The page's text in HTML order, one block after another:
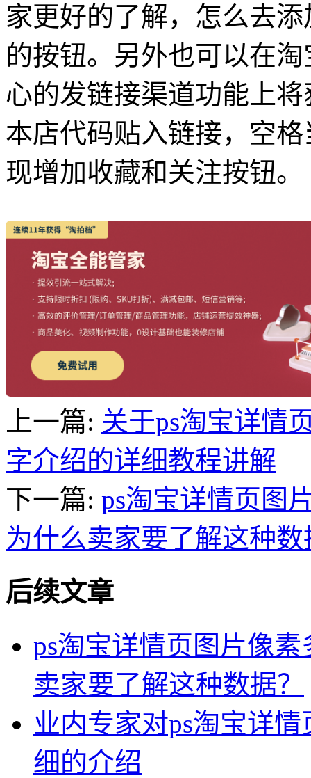
家更好的了解，怎么去
的按钮。另外也可以在
心的发链接渠道功能上
本店代码贴入链接，空
现增加收藏和关注按钮。
上一篇: 关于ps淘宝详情
字介绍的详细教程讲解
下一篇: ps淘宝详情页图
为什么卖家要了解这种数
后续文章
ps淘宝详情页图片像
卖家要了解这种数据？
业内专家对ps淘宝详
细的介绍